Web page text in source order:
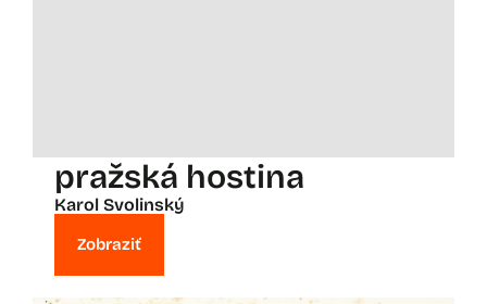
pražská hostina
Karol Svolinský
Zobraziť